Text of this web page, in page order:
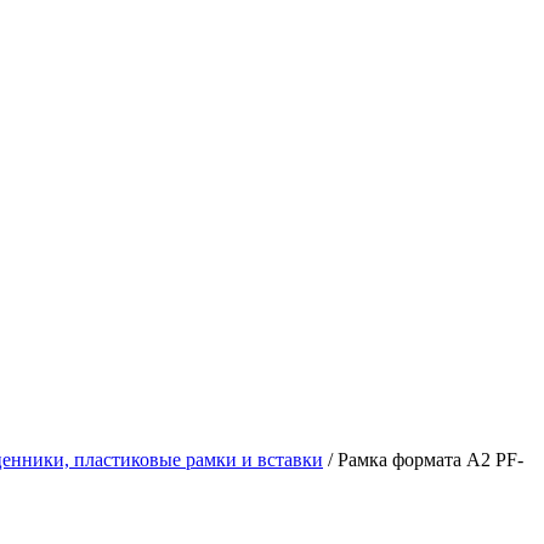
пластиковые рамки и вставки / Рамка формата А2 PF-